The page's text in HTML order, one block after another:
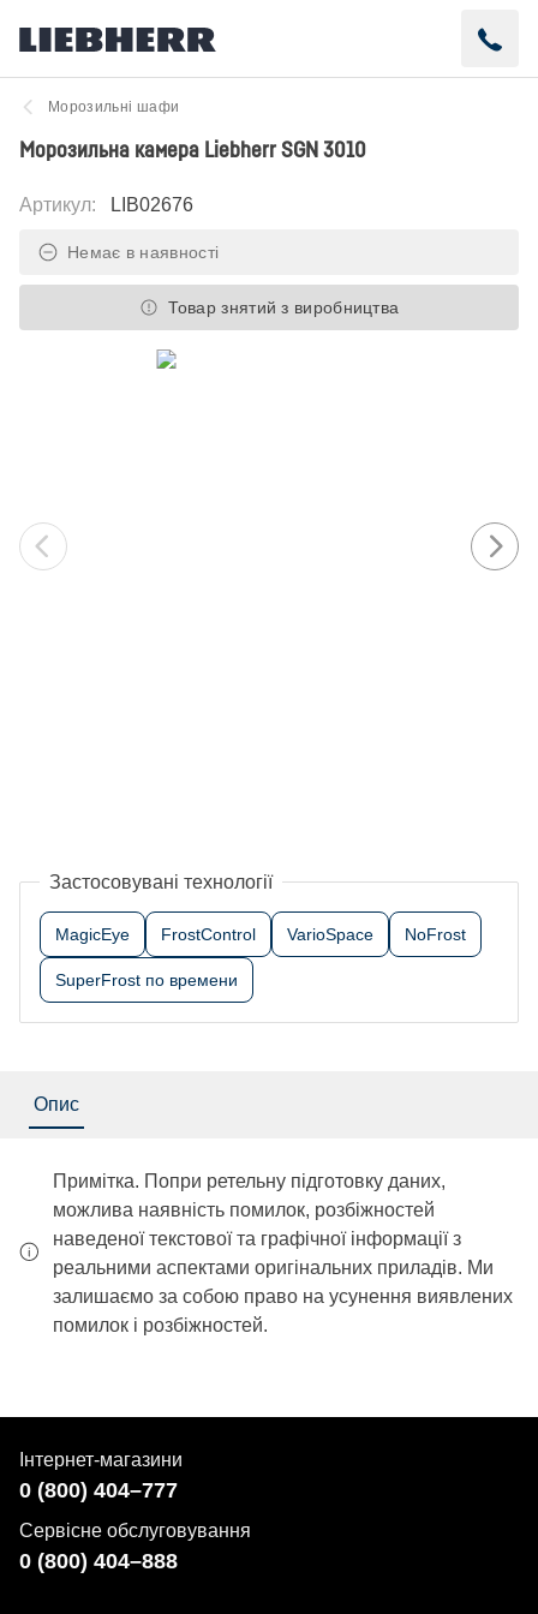
Морозильні шафи
Морозильна камера Liebherr SGN 3010
Артикул: LIB02676
Немає в наявності
Товар знятий з виробництва
Застосовувані технології
MagicEye FrostControl VarioSpace NoFrost
SuperFrost по времени
Опис
Примітка. Попри ретельну підготовку даних,
можлива наявність помилок, розбіжностей
наведеної текстової та графічної інформації з
реальними аспектами оригінальних приладів. Ми
залишаємо за собою право на усунення виявлених
помилок і розбіжностей.
Інтернет-магазини
0 (800) 404–777
Сервісне обслуговування
0 (800) 404–888